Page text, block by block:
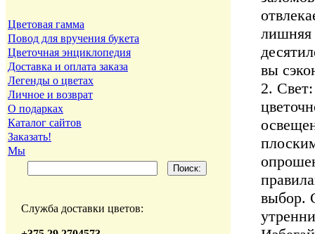
Цветовая гамма
Повод для вручения букета
Цветочная энциклопедия
Доставка и оплата заказа
Легенды о цветах
Личное и возврат
О подарках
Каталог сайтов
Заказать!
Мы
Служба доставки цветов:
лишняя
вы
2.
выбор.